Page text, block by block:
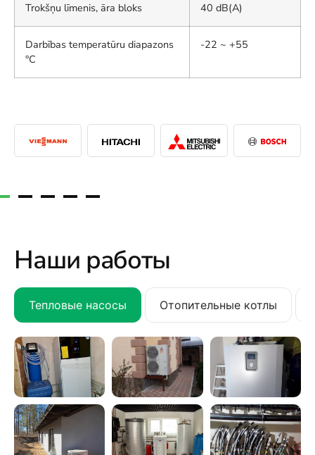
Trokšņu līmenis, āra bloks 40 dB(A)
Darbības temperatūru diapazons
°C
-22 ~ +55
Наши работы
Тепловые насосы Отопительные котлы